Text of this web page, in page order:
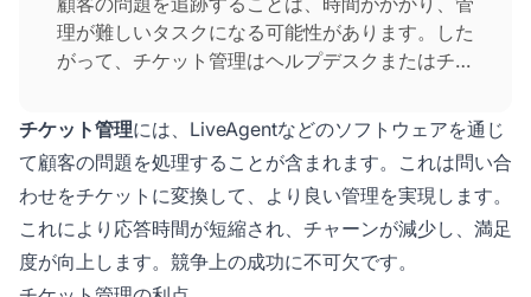
理が難しいタスクになる可能性があります。した
がって、チケット管理はヘルプデスクまたはチケ
クチケッティングツールを実装すると、データと
顧客の問い合わせを効率的に管理できます。
チケット管理には、LiveAgentなどのソフトウェアを通じ
て顧客の問題を処理することが含まれます。これは問い合
わせをチケットに変換して、より良い管理を実現します。
これにより応答時間が短縮され、チャーンが減少し、満足
度が向上します。競争上の成功に不可欠です。